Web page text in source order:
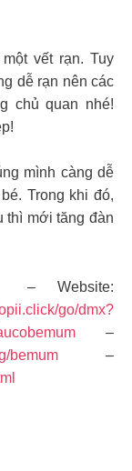
vết rạn. Tuy
dễ rạn nên các
chủ quan nhé!
mình càng dễ
Trong khi đó,
thì mới tăng đàn
– Website:
go/dmx?
–
bemum–